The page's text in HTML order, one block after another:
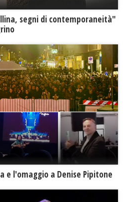
segni di contemporaneità"
e l'omaggio a Denise Pipitone